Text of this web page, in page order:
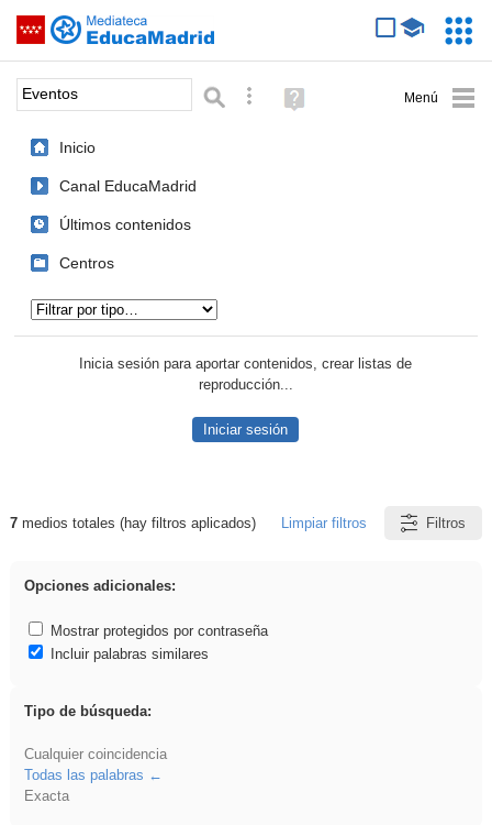
Saltar navegación
Palabra o frase: Búsqueda avanzada
Ayuda
(en
Inicio
Canal EducaMadrid
Últimos contenidos
Centros
Inicia sesión para aportar contenidos, crear listas de
reproducción...
Iniciar sesión
Resultados de: Eventos
7medios totales (hay filtros aplicados) Limpiar filtros Filtros
Opciones adicionales:
Mostrar protegidos por contraseña
Incluir palabras similares
Tipo de búsqueda:
Cualquier coincidencia
Todas las palabras
Exacta